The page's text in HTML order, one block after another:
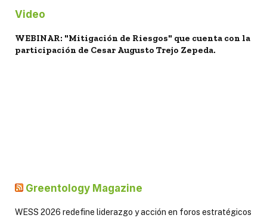
Video
WEBINAR: "Mitigación de Riesgos" que cuenta con la
participación de Cesar Augusto Trejo Zepeda.
Greentology Magazine
WESS 2026 redefine liderazgo y acción en foros estratégicos